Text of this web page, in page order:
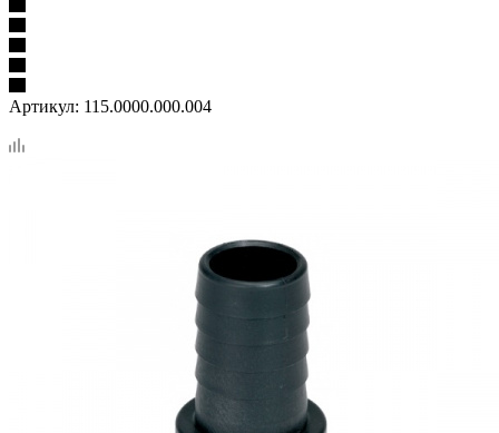
Артикул: 115.0000.000.004